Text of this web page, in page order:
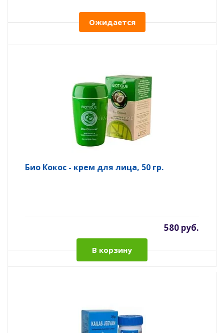
Ожидается
Био Кокос - крем для лица, 50 гр.
580 руб.
В корзину